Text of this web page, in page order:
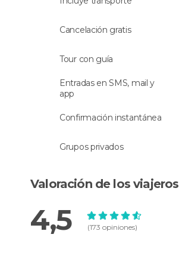
español
Cancelación gratis
Tour con guía
Entradas en SMS, mail y
app
Confirmación instantánea
Grupos privados
Valoración de los viajeros
4,5 (173 opiniones)